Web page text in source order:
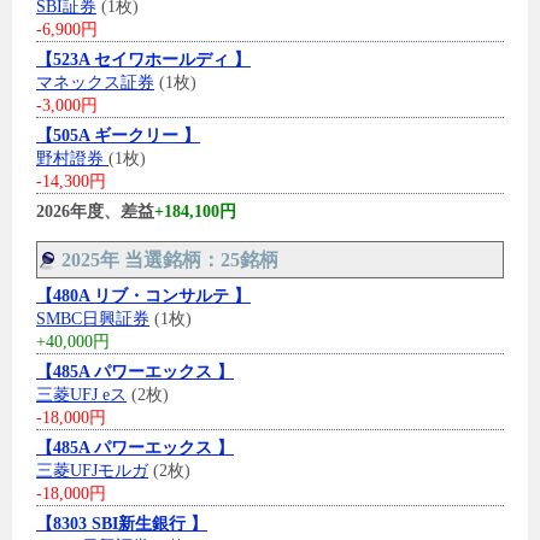
SBI証券 (1枚)
-6,900円
【523A セイワホールディ 】
マネックス証券 (1枚)
-3,000円
【505A ギークリー 】
野村證券 (1枚)
-14,300円
2026年度、差益+184,100円
2025年 当選銘柄：25銘柄
【480A リブ・コンサルテ 】
SMBC日興証券 (1枚)
+40,000円
【485A パワーエックス 】
三菱UFJ eス (2枚)
-18,000円
【485A パワーエックス 】
三菱UFJモルガ(2枚)
-18,000円
【8303 SBI新生銀行 】